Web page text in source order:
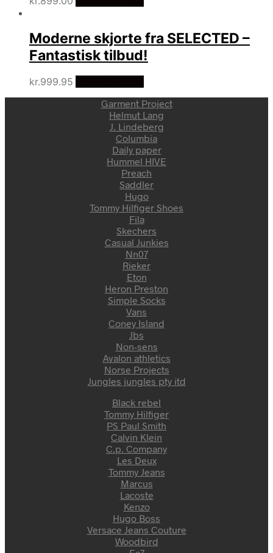
Moderne skjorte fra SELECTED –
Fantastisk tilbud!
kr.999.95
Garment Project
Helmut Lang
J. Lindeberg
Columbia
Daily paper
Hummel HIVE
Preach
Saddler
Hugo
Tommy Hilfiger Shoes
Fila
Skechers
Casual Junkies
Nn07
Rieker
Eton
Heron Preston
Simple Socks
Vans
Coney Island
Jbs
Non-sens
Avalon athletics
Norse Projects
Jungles jungles pty itd
Black rebel
Tommy Hilfiger
PS Paul Smith
Calvin Klein
C.p. Company
Les Deux
Tommy Jeans
Marcus
Lacoste
Kenzo
Hugo Boss
Versace Jeans Couture
Woodbird